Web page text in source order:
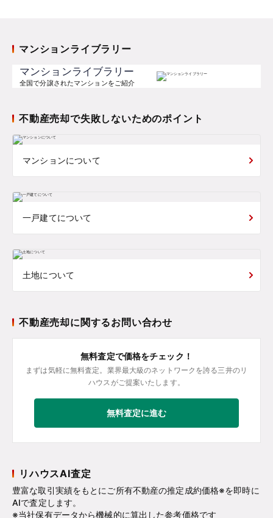
マンションライブラリー
マンションライブラリー
全国で分譲されたマンションをご紹介
不動産売却で失敗しないためのポイント
マンションについて
一戸建てについて
土地について
不動産売却に関するお問い合わせ
無料査定で価格をチェック！
まずは気軽に無料査定。業界最大級のネットワークを誇る三井のリ
ハウスがご提案いたします。
無料査定に進む
リハウスAI査定
豊富な取引実績をもとにご所有不動産の推定成約価格※を即時に
AIで査定します。
※当社保有データから機械的に算出した参考価格です